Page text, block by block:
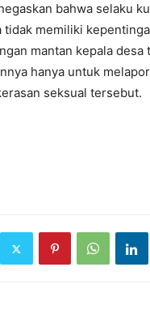
bahwa selaku
tidak memiliki
mantan kepala desa
hanya untuk
seksual tersebut.